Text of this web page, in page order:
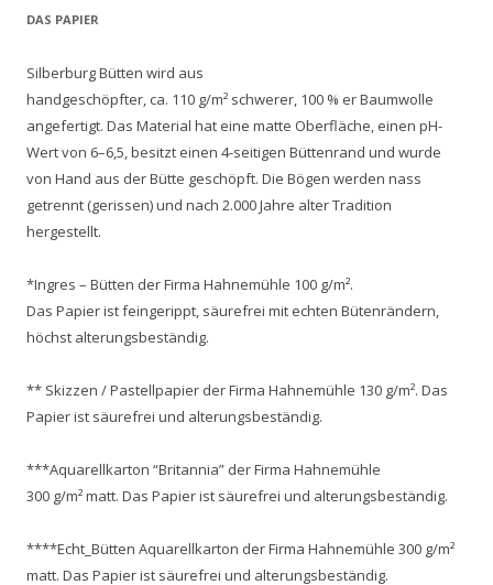
DAS PAPIER
Silberburg Bütten wird aus
handgeschöpfter, ca. 110 g/m² schwerer, 100 % er Baumwolle
angefertigt. Das Material hat eine matte Oberfläche, einen pH-
Wert von 6–6,5, besitzt einen 4-seitigen Büttenrand und wurde
von Hand aus der Bütte geschöpft. Die Bögen werden nass
getrennt (gerissen) und nach 2.000 Jahre alter Tradition
hergestellt.
*Ingres – Bütten der Firma Hahnemühle 100 g/m².
Das Papier ist feingerippt, säurefrei mit echten Bütenrändern,
höchst alterungsbeständig.
** Skizzen / Pastellpapier der Firma Hahnemühle 130 g/m². Das
Papier ist säurefrei und alterungsbeständig.
***Aquarellkarton “Britannia” der Firma Hahnemühle
300 g/m² matt. Das Papier ist säurefrei und alterungsbeständig.
****Echt_Bütten Aquarellkarton der Firma Hahnemühle 300 g/m²
matt. Das Papier ist säurefrei und alterungsbeständig.